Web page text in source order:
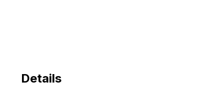
Details